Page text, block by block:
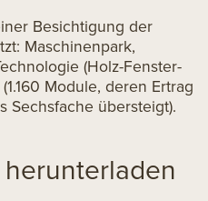
Besichtigung der
Maschinenpark,
(Holz-Fenster-
Module, deren Ertrag
Sechsfache übersteigt).